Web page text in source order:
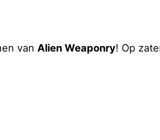
van Alien Weaponry! Op